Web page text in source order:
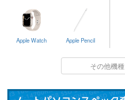
Apple Watch Apple Pencil
その他機種